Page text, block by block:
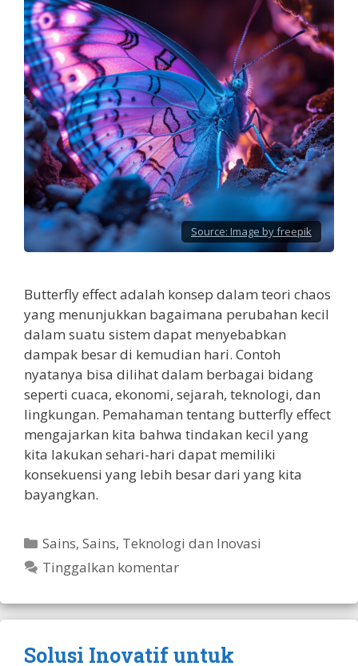
Source: Image by freepik
Butterfly effect adalah konsep dalam teori chaos
yang menunjukkan bagaimana perubahan kecil
dalam suatu sistem dapat menyebabkan
dampak besar di kemudian hari. Contoh
nyatanya bisa dilihat dalam berbagai bidang
seperti cuaca, ekonomi, sejarah, teknologi, dan
lingkungan. Pemahaman tentang butterfly effect
mengajarkan kita bahwa tindakan kecil yang
kita lakukan sehari-hari dapat memiliki
konsekuensi yang lebih besar dari yang kita
bayangkan.
Kategori
Sains,Sains, Teknologi dan Inovasi
Tinggalkan komentar
Solusi Inovatif untuk